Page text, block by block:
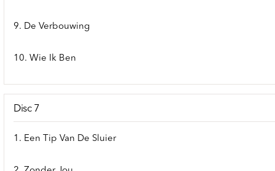
9. De Verbouwing
10. Wie Ik Ben
Disc 7
1. Een Tip Van De Sluier